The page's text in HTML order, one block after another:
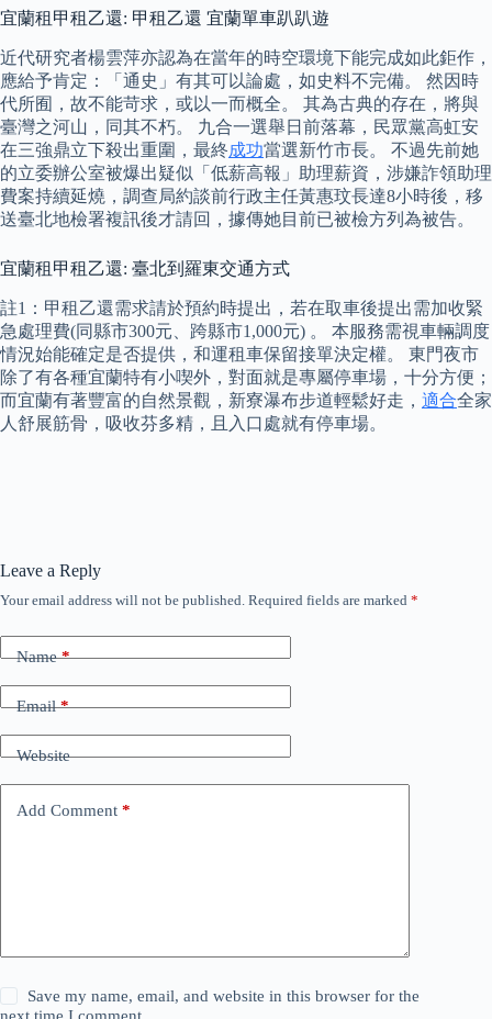
宜蘭租甲租乙還: 甲租乙還 宜蘭單車趴趴遊
近代研究者楊雲萍亦認為在當年的時空環境下能完成如此鉅作，
應給予肯定：「通史」有其可以論處，如史料不完備。 然因時
代所囿，故不能苛求，或以一而概全。 其為古典的存在，將與
臺灣之河山，同其不朽。 九合一選舉日前落幕，民眾黨高虹安
在三強鼎立下殺出重圍，最終成功當選新竹市長。 不過先前她
的立委辦公室被爆出疑似「低薪高報」助理薪資，涉嫌詐領助理
費案持續延燒，調查局約談前行政主任黃惠玟長達8小時後，移
送臺北地檢署複訊後才請回，據傳她目前已被檢方列為被告。
宜蘭租甲租乙還: 臺北到羅東交通方式
註1：甲租乙還需求請於預約時提出，若在取車後提出需加收緊
急處理費(同縣市300元、跨縣市1,000元) 。 本服務需視車輛調度
情況始能確定是否提供，和運租車保留接單決定權。 東門夜市
除了有各種宜蘭特有小喫外，對面就是專屬停車場，十分方便；
而宜蘭有著豐富的自然景觀，新寮瀑布步道輕鬆好走， 適合全家
人舒展筋骨，吸收芬多精，且入口處就有停車場。
Leave a Reply
Your email address will not be published. Required fields are marked *
Name*
Email*
Website
Add Comment *
Save my name, email, and website in this browser for the